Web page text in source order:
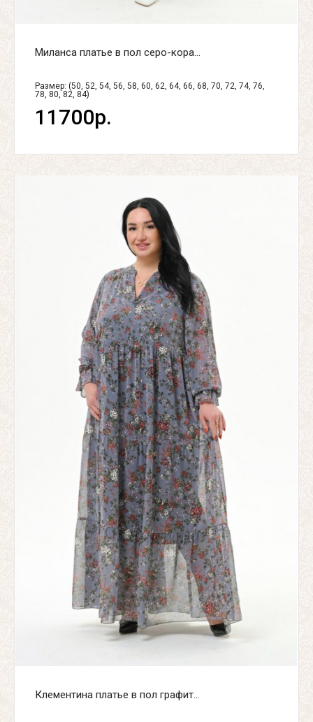
Миланса платье в пол серо-кора...
Размер: (50, 52, 54, 56, 58, 60, 62, 64, 66, 68, 70, 72, 74, 76,
78, 80, 82, 84)
11700р.
Клементина платье в пол графит...